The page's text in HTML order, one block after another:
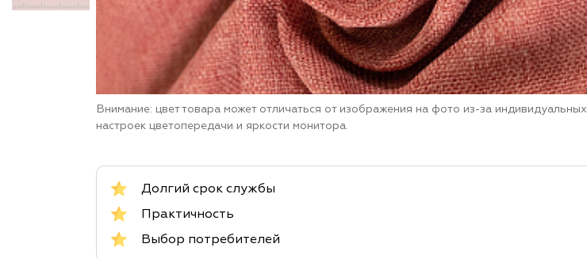
Внимание: цвет товара может отличаться от изображения на фото из-за индивидуальных
настроек цветопередачи и яркости монитора.
Долгий срок службы
Практичность
Выбор потребителей